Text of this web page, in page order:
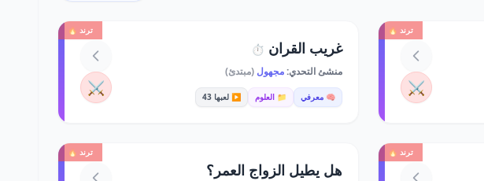
ترند 🔥
⚔️
ترند 🔥
غريب القران ⏱️
منشئ التحدي:مجهول (مبتدئ)
🧠 معرفي 📁 العلوم ▶️ لعبها 43 ⚔️
ترند 🔥 ترند 🔥
هل يطيل الزواج العمر؟